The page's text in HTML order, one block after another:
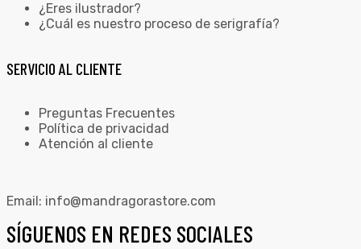
¿Eres ilustrador?
¿Cuál es nuestro proceso de serigrafía?
SERVICIO AL CLIENTE
Preguntas Frecuentes
Política de privacidad
Atención al cliente
Email: info@mandragorastore.com
SÍGUENOS EN REDES SOCIALES